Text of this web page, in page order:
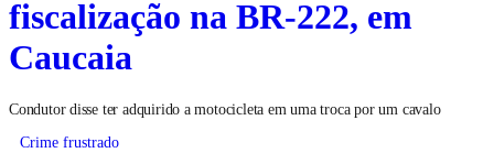
fiscalização na BR-222, em
Caucaia
Condutor disse ter adquirido a motocicleta em uma troca por um cavalo
Crime frustrado